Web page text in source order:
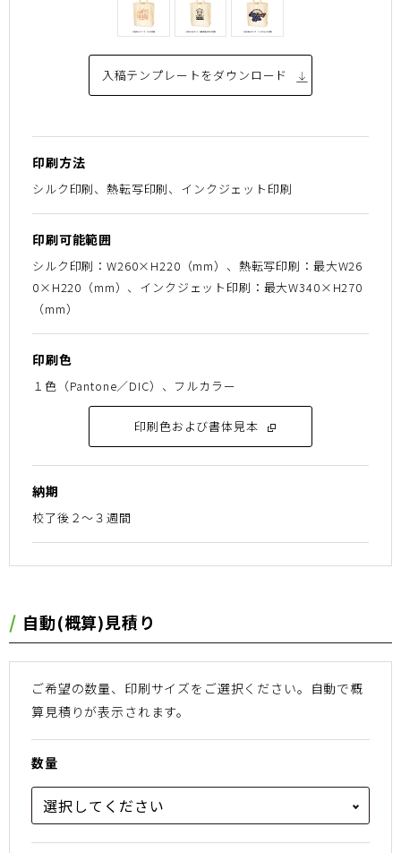
入稿テンプレートをダウンロード
印刷方法
シルク印刷、熱転写印刷、インクジェット印刷
印刷可能範囲
シルク印刷：W260×H220（mm）、熱転写印刷：最大W26
0×H220（mm）、インクジェット印刷：最大W340×H270
（mm）
印刷色
１色（Pantone／DIC）、フルカラー
印刷色および書体見本
納期
校了後２〜３週間
⾃動(概算)⾒積り
ご希望の数量、印刷サイズをご選択ください。 ⾃動で概
算⾒積りが表⽰されます。
数量